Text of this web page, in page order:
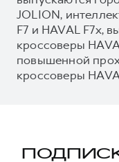
JOLION,
F7 и HAVAL F7x,
кроссоверы
повышенной
кроссоверы